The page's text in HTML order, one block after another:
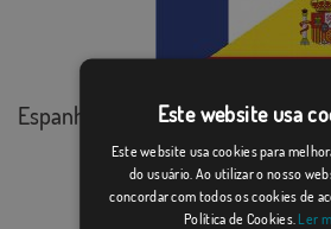
Espanha FranceEste website usa
Este website usa cookies para
do usuário. Ao utilizar o nosso
concordar com todos os cookies de
Política de Cookies. Ler